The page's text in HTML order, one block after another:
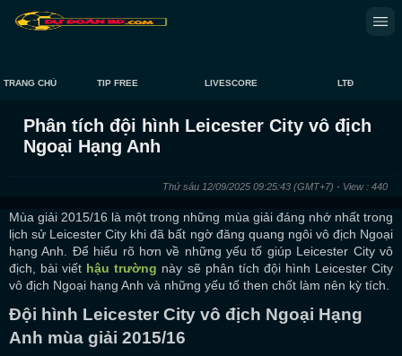
TRANG CHỦ TIP FREE LIVESCORE LTĐ
Phân tích đội hình Leicester City vô địch
Ngoại Hạng Anh
Thứ sáu 12/09/2025 09:25:43 (GMT+7) - View : 440
Mùa giải 2015/16 là một trong những mùa giải đáng nhớ nhất trong
lịch sử Leicester City khi đã bất ngờ đăng quang ngôi vô địch Ngoại
hạng Anh. Để hiểu rõ hơn về những yếu tố giúp Leicester City vô
địch, bài viết hậu trường này sẽ phân tích đội hình Leicester City
vô địch Ngoại hạng Anh và những yếu tố then chốt làm nên kỳ tích.
Đội hình Leicester City vô địch Ngoại Hạng
Anh mùa giải 2015/16